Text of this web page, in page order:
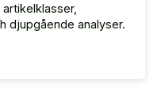
djupgående analyser.